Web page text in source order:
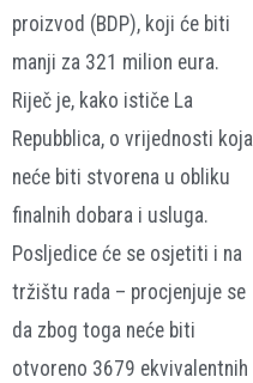
proizvod (BDP), koji će biti
manji za 321 milion eura.
Riječ je, kako ističe La
Repubblica, o vrijednosti koja
neće biti stvorena u obliku
finalnih dobara i usluga.
Posljedice će se osjetiti i na
tržištu rada – procjenjuje se
da zbog toga neće biti
otvoreno 3679 ekvivalentnih